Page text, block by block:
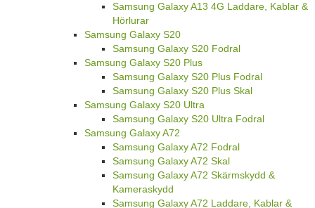
Samsung Galaxy A13 4G Laddare, Kablar &
Hörlurar
Samsung Galaxy S20
Samsung Galaxy S20 Fodral
Samsung Galaxy S20 Plus
Samsung Galaxy S20 Plus Fodral
Samsung Galaxy S20 Plus Skal
Samsung Galaxy S20 Ultra
Samsung Galaxy S20 Ultra Fodral
Samsung Galaxy A72
Samsung Galaxy A72 Fodral
Samsung Galaxy A72 Skal
Samsung Galaxy A72 Skärmskydd &
Kameraskydd
Samsung Galaxy A72 Laddare, Kablar &